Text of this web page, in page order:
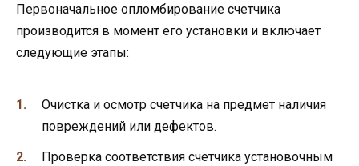
Первоначальное опломбирование счетчика
производится в момент его установки и включает
следующие этапы:
Очистка и осмотр счетчика на предмет наличия
повреждений или дефектов.
Проверка соответствия счетчика установочным